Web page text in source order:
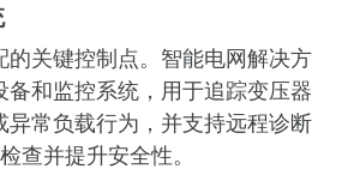
的关键控制点。智能电网解决方
备和监控系统，用于追踪变压器
异常负载行为，并支持远程诊断
查并提升安全性。